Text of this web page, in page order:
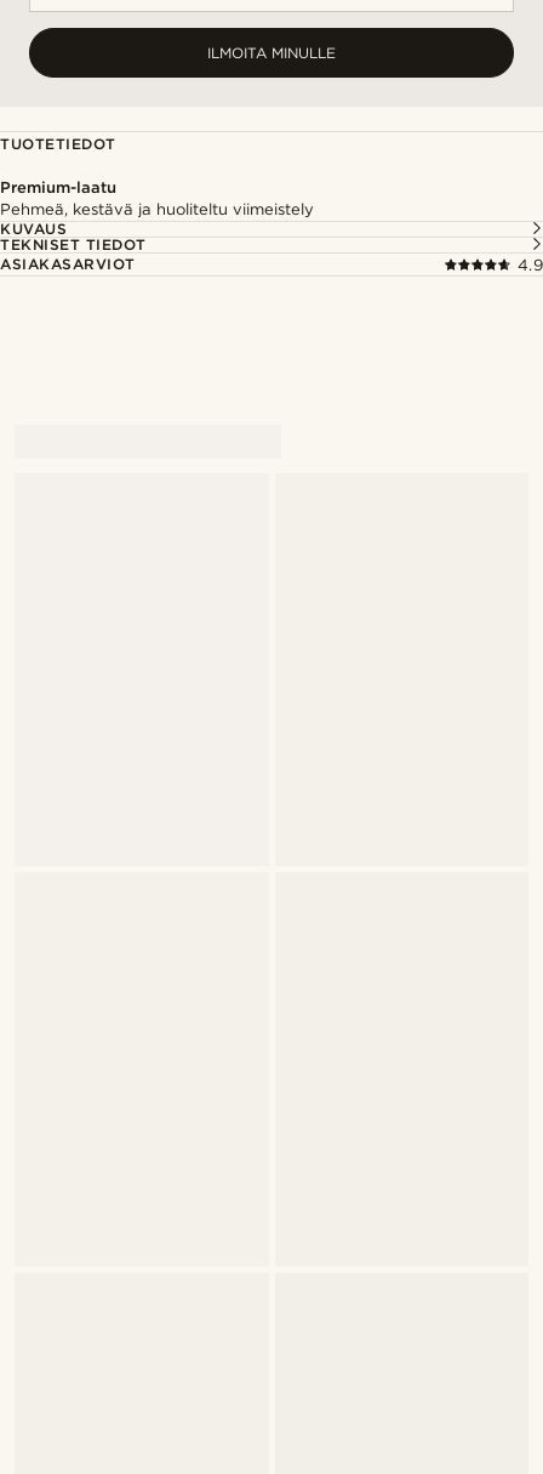
ILMOITA MINULLE
TUOTETIEDOT
Premium-laatu
Pehmeä, kestävä ja huoliteltu viimeistely
KUVAUS
TEKNISET TIEDOT
ASIAKASARVIOT
4.9